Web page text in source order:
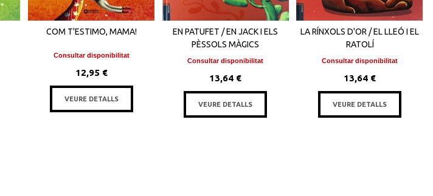
COM T'ESTIMO, MAMA!
Consultar disponibilitat
12,95 €
VEURE DETALLS
EN PATUFET / EN JACK I ELS
PÈSSOLS MÀGICS
Consultar disponibilitat
13,64 €
VEURE DETALLS
LA RÍNXOLS D'OR / EL LLEÓ I EL
RATOLÍ
Consultar disponibilitat
13,64 €
VEURE DETALLS